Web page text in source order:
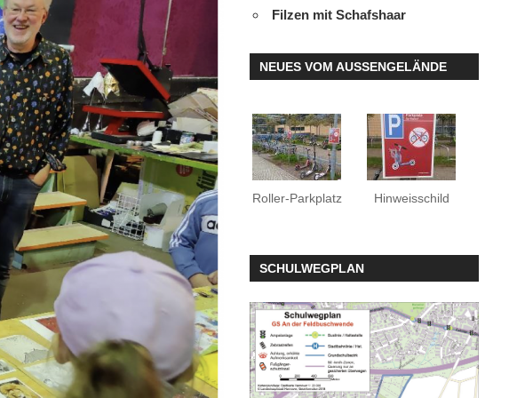
Filzen mit Schafshaar
NEUES VOM AUSSENGELÄNDE
Roller-Parkplatz Hinweisschild
SCHULWEGPLAN